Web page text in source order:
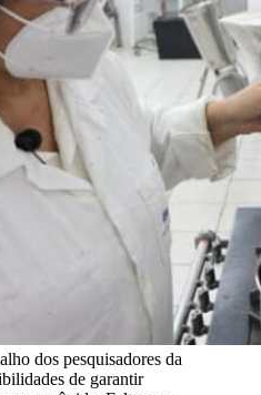
dos pesquisadores da
de garantir